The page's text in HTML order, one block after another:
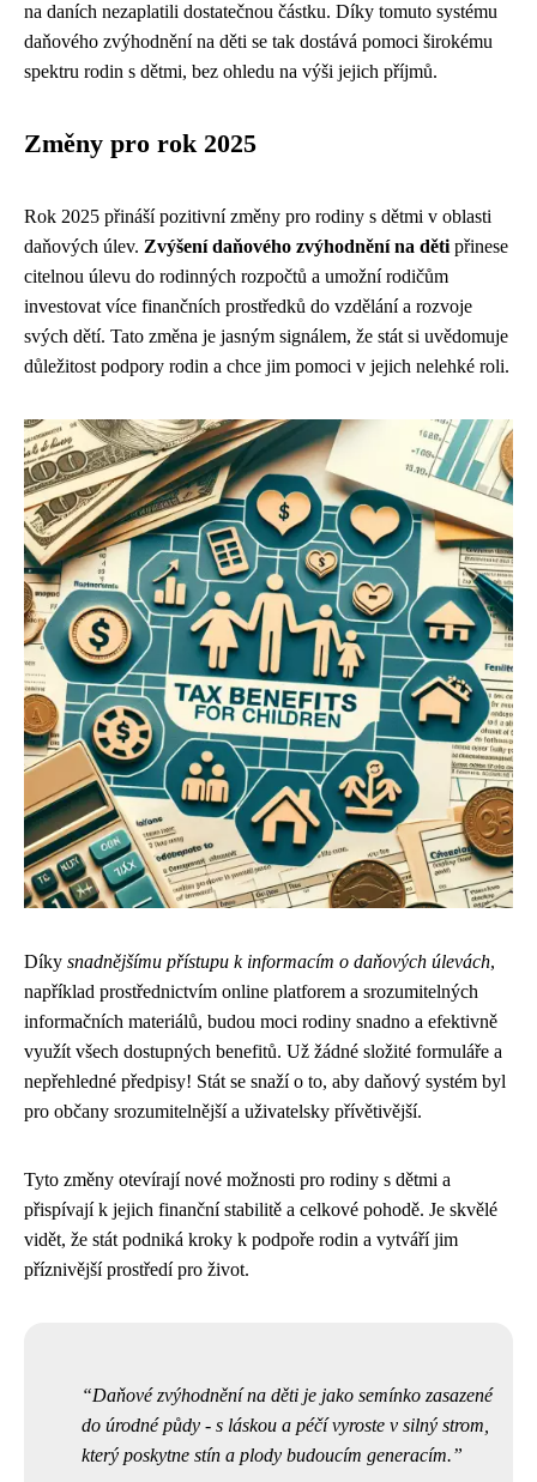
na daních nezaplatili dostatečnou částku. Díky tomuto systému
daňového zvýhodnění na děti se tak dostává pomoci širokému
spektru rodin s dětmi, bez ohledu na výši jejich příjmů.
Změny pro rok 2025
Rok 2025 přináší pozitivní změny pro rodiny s dětmi v oblasti
daňových úlev. Zvýšení daňového zvýhodnění na děti přinese
citelnou úlevu do rodinných rozpočtů a umožní rodičům
investovat více finančních prostředků do vzdělání a rozvoje
svých dětí. Tato změna je jasným signálem, že stát si uvědomuje
důležitost podpory rodin a chce jim pomoci v jejich nelehké roli.
Díky snadnějšímu přístupu k informacím o daňových úlevách,
například prostřednictvím online platforem a srozumitelných
informačních materiálů, budou moci rodiny snadno a efektivně
využít všech dostupných benefitů. Už žádné složité formuláře a
nepřehledné předpisy! Stát se snaží o to, aby daňový systém byl
pro občany srozumitelnější a uživatelsky přívětivější.
Tyto změny otevírají nové možnosti pro rodiny s dětmi a
přispívají k jejich finanční stabilitě a celkové pohodě. Je skvělé
vidět, že stát podniká kroky k podpoře rodin a vytváří jim
příznivější prostředí pro život.
Daňové zvýhodnění na děti je jako semínko zasazené
do úrodné půdy - s láskou a péčí vyroste v silný strom,
který poskytne stín a plody budoucím generacím.